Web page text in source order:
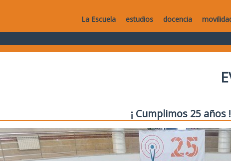
La Escuela estudios docencia
¡ Cumplimos 25 años !